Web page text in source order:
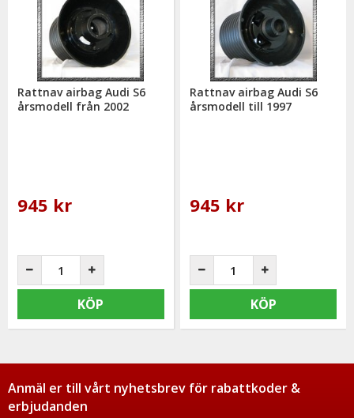
Rattnav airbag Audi S6
årsmodell från 2002
945 kr
KÖP
Rattnav airbag Audi S6
årsmodell till 1997
945 kr
KÖP
Anmäl er till vårt nyhetsbrev för rabattkoder &
erbjudanden